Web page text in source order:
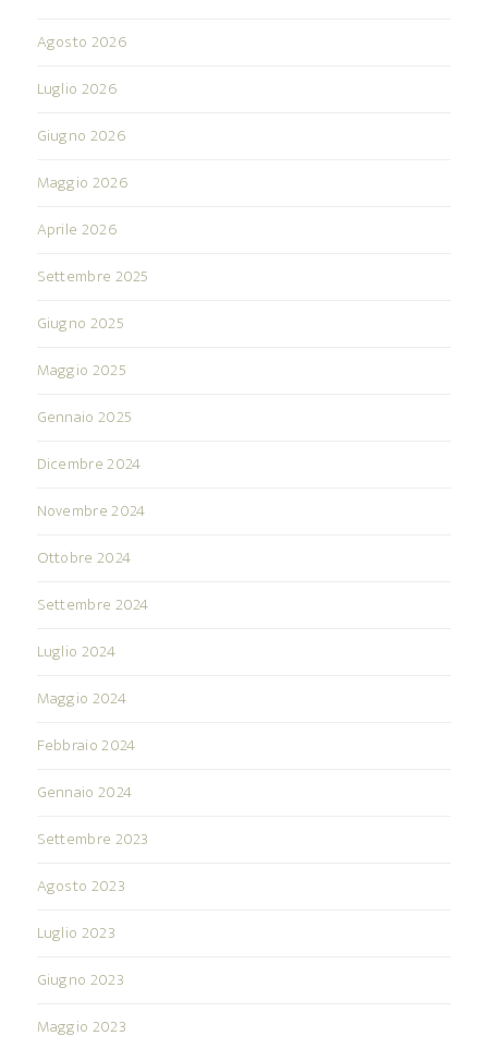
Agosto 2026
Luglio 2026
Giugno 2026
Maggio 2026
Aprile 2026
Settembre 2025
Giugno 2025
Maggio 2025
Gennaio 2025
Dicembre 2024
Novembre 2024
Ottobre 2024
Settembre 2024
Luglio 2024
Maggio 2024
Febbraio 2024
Gennaio 2024
Settembre 2023
Agosto 2023
Luglio 2023
Giugno 2023
Maggio 2023